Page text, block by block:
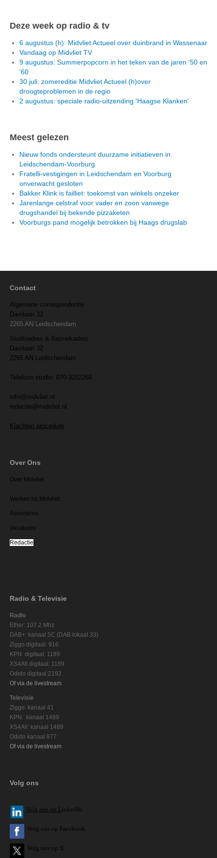
Deze week op radio & tv
6 augustus (h): Midvliet Actueel over duinbrand in Wassenaar
Vandaag op Midvliet TV
9 augustus: Summerpopcorn in het teken van de jaren '50 en
'60
30 juli: zomereditie Midvliet Actueel (h)over
droogteproblemen in de regio
2 augustus: speciale radio-uitzending 'Haagse Klanken'
Meest gelezen
Nieuw fonds ondersteunt duurzame initiatieven in
Leidschendam-Voorburg
Fratelli-vestigingen in Leidschendam en Voorburg
onverwacht gesloten
Bakker Klink is failliet: toekomst van winkels onzeker
Jarenlange celstraf voor vader en zoon vanwege
drugshandel bij bekende pizzaketen
Voorburgs pand mogelijk betrokken bij Haags drugslab
Contact
Algemene correspondentie
Damlaan 32
2265 AN Leidschendam
Studioadres & Bezoekadres
Damlaan 32
2265 AN Leidschendam
Telefoon studio: 070-3202266
info@midvliet.nl
redactie@midvliet.nl
Klachten procedure
Over Ons
Over Midvliet
Werken bij Midvliet
Adverteren
Vacatures
Redactie
Radio & Televisie
Radio
Ether: 107.2 Mhz
DAB+: kanaal 5C (DAB lokaal 33)
Ziggo digitaal: 916
KPN digitaal: 1189
XS4All digitaal: 1189
Odido digitaal:2192
Of via de livestream
Televisie
Ziggo: kanaal 41
KPN: kanaal 1489
XS4All: kanaal 1489
Odido kanaal 877
Of via de livestream
Volg ons
Volg ons op L inkedIn
Volg ons op Facebook
Volg ons op X